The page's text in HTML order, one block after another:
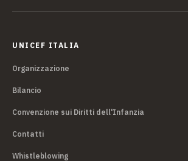
UNICEF ITALIA
Organizzazione
Bilancio
Convenzione sui Diritti dell'Infanzia
Contatti
Whistleblowing